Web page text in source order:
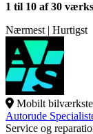
1 til 10 af 30
Nærmest | Hurtigst
Mobilt
Autorude
Service og